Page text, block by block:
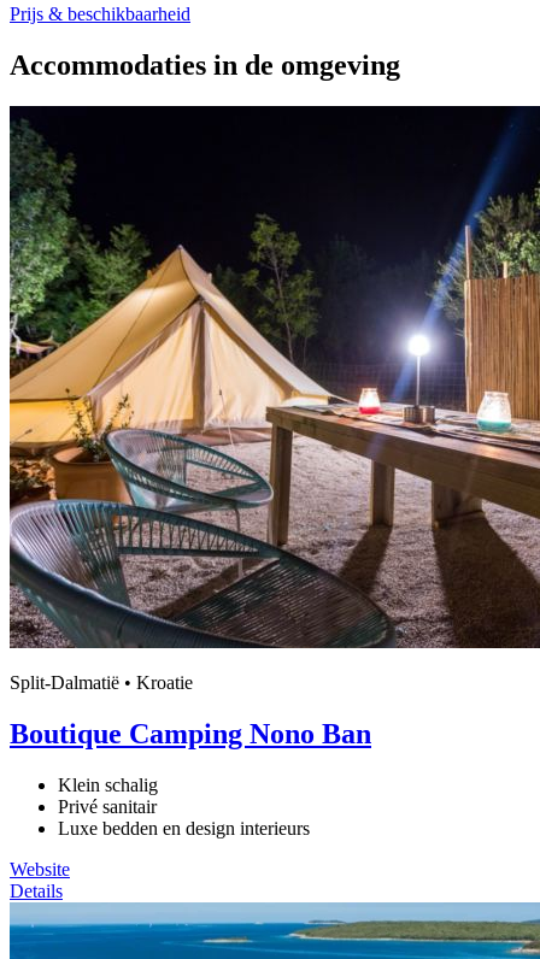
Prijs & beschikbaarheid
Accommodaties in de omgeving
Split-Dalmatië • Kroatie
Boutique Camping Nono Ban
Klein schalig
Privé sanitair
Luxe bedden en design interieurs
Website
Details